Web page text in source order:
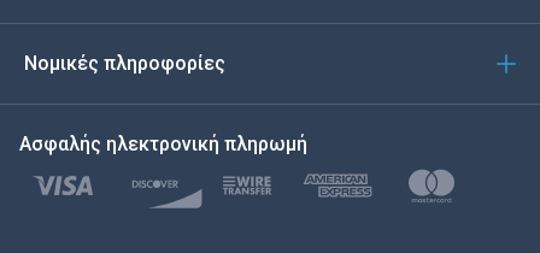
Türkçe
Polski
Νομικές πληροφορίες
Ασφαλής ηλεκτρονική πληρωμή